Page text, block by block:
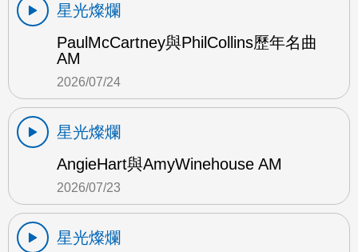
星光燦爛
PaulMcCartney與PhilCollins歷年名曲
AM
2026/07/24
星光燦爛
AngieHart與AmyWinehouse AM
2026/07/23
星光燦爛